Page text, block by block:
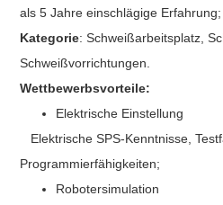
als 5 Jahre einschlägige Erfahrung;
Kategorie: Schweißarbeitsplatz,
Schweißvorrichtungen.
Wettbewerbsvorteile:
Elektrische Einstellung
Elektrische SPS-Kenntnisse,
Programmierfähigkeiten;
Robotersimulation